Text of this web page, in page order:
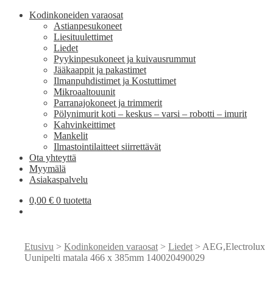
Kodinkoneiden varaosat
Astianpesukoneet
Liesituulettimet
Liedet
Pyykinpesukoneet ja kuivausrummut
Jääkaappit ja pakastimet
Ilmanpuhdistimet ja Kostuttimet
Mikroaaltouunit
Parranajokoneet ja trimmerit
Pölynimurit koti – keskus – varsi – robotti – imurit
Kahvinkeittimet
Mankelit
Ilmastointilaitteet siirrettävät
Ota yhteyttä
Myymälä
Asiakaspalvelu
0,00 € 0 tuotetta
Etusivu > Kodinkoneiden varaosat > Liedet > AEG,Electrolux
Uunipelti matala 466 x 385mm 140020490029